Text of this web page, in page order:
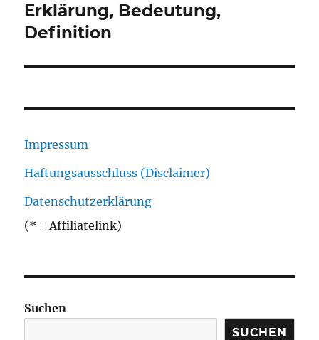
Beitrag:
Erklärung, Bedeutung,
Definition
Impressum
Haftungsausschluss (Disclaimer)
Datenschutzerklärung
(* = Affiliatelink)
Suchen
SUCHEN